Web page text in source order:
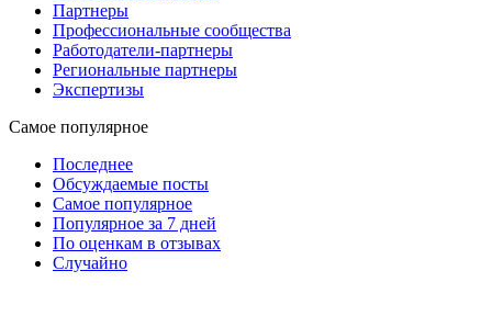
Партнеры
Профессиональные сообщества
Работодатели-партнеры
Региональные партнеры
Экспертизы
Самое популярное
Последнее
Обсуждаемые посты
Самое популярное
Популярное за 7 дней
По оценкам в отзывах
Случайно